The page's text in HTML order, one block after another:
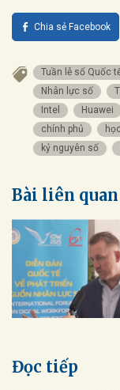
Chia sẻ Facebook
Tuần lễ số Quốc
Nhân lực số
Intel
Huawei
chính phủ
kỷ nguyên số
Bài liên quan
Đọc tiếp